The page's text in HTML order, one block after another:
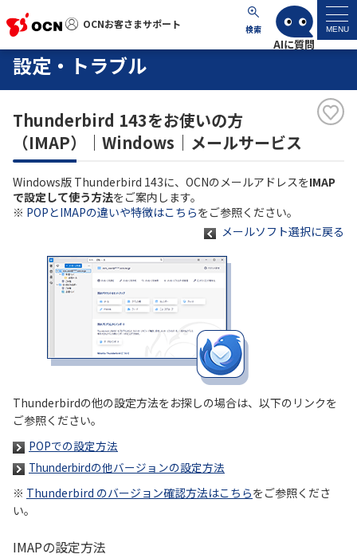
OCNお客さまサポート 検索 MENU
OCNお客さまサポート
サポートトップ
サービス名から探す
よくあるご質問
工事・故障情報
各種ダウンロード
お問い合わせ
お知らせ
NTTドコモビジネスのお客さ
まはこちら
工事・故障情報通知
サービス
設定・トラブル
Thunderbird 143をお使いの方
（IMAP）｜Windows｜メールサービス
Windows版 Thunderbird 143に、OCNのメールアドレスをIMAP
で設定して使う方法をご案内します。
※ POPとIMAPの違いや特徴はこちらをご参照ください。
メールソフト選択に戻る
Thunderbirdの他の設定方法をお探しの場合は、以下のリンクを
ご参照ください。
POPでの設定方法
Thunderbirdの他バージョンの設定方法
※ Thunderbird のバージョン確認方法はこちらをご参照くださ
い。
IMAPの設定方法